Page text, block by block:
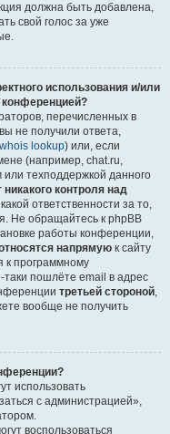
должна быть добавлена,
свой голос за уже
использования и/или
перечисленных в
не получили ответа,
whois lookup) или, если
(например, chat.ru,
или техподдержкой данного
никакого контроля над
ответственности за то,
Не обращайтесь к phpBB
работы конференции,
напрямую к сайту
к программному
пошлёте email в адрес
третьей стороной,
вообще не получить
использовать
с администрацией»,
воспользоваться